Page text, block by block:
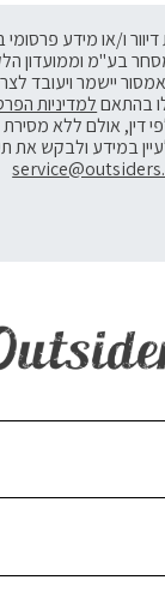
ו/או מידע פרסומי
בע"מ וממועדון
יישמר ויעובד
בהתאםלמדיניות
דין, אולם ללא
במידע ולבקש את